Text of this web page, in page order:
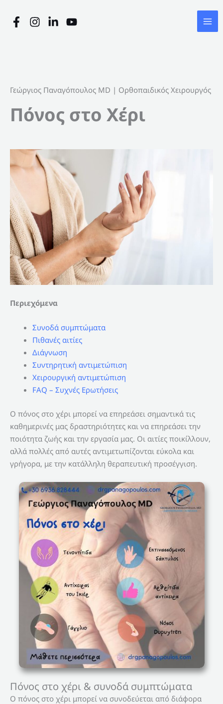
περιεχόμενο
Γεώργιος Παναγόπουλος MD | Ορθοπαιδικός Χειρουργός
Πόνος στο Χέρι
Περιεχόμενα
Συνοδά συμπτώματα
Πιθανές αιτίες
Διάγνωση
Συντηρητική αντιμετώπιση
Χειρουργική αντιμετώπιση
FAQ – Συχνές Ερωτήσεις
Ο πόνος στο χέρι μπορεί να επηρεάσει σημαντικά τις
καθημερινές μας δραστηριότητες και να επηρεάσει την
ποιότητα ζωής και την εργασία μας. Οι αιτίες ποικίλλουν,
αλλά πολλές από αυτές αντιμετωπίζονται εύκολα και
γρήγορα, με την κατάλληλη θεραπευτική προσέγγιση.
Πόνος στο χέρι & συνοδά συμπτώματα
Ο πόνος στο χέρι μπορεί να συνοδεύεται από διάφορα